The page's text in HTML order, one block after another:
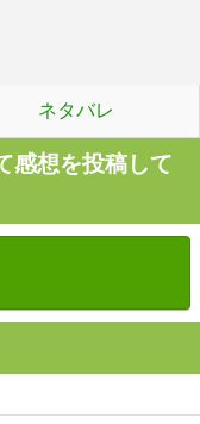
ネタバレ
感想を投稿して